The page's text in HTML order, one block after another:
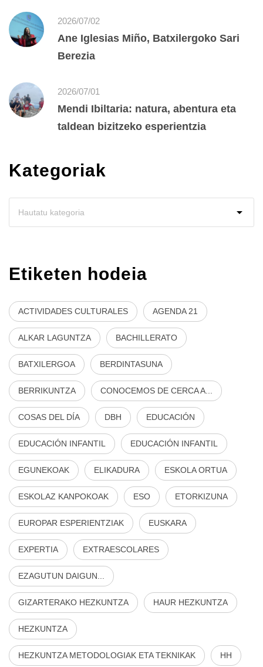
2026/07/02
Ane Iglesias Miño, Batxilergoko Sari
Berezia
2026/07/01
Mendi Ibiltaria: natura, abentura eta
taldean bizitzeko esperientzia
Kategoriak
Etiketen hodeia
ACTIVIDADES CULTURALES AGENDA 21
ALKAR LAGUNTZA BACHILLERATO
BATXILERGOA BERDINTASUNA
BERRIKUNTZA CONOCEMOS DE CERCA A...
COSAS DEL DÍA DBH EDUCACIÓN
EDUCACIÓN INFANTIL EDUCACIÓN INFANTIL
EGUNEKOAK ELIKADURA ESKOLA ORTUA
ESKOLAZ KANPOKOAK ESO ETORKIZUNA
EUROPAR ESPERIENTZIAK EUSKARA
EXPERTIA EXTRAESCOLARES
EZAGUTUN DAIGUN...
GIZARTERAKO HEZKUNTZA HAUR HEZKUNTZA
HEZKUNTZA
HEZKUNTZA METODOLOGIAK ETA TEKNIKAK HH